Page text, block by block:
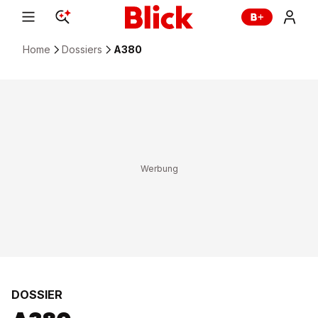
Home Dossiers A380
DOSSIER